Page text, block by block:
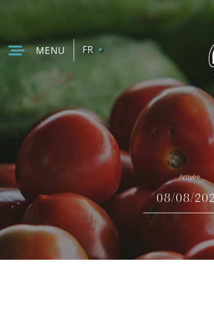
MENU
FR
Arrivée